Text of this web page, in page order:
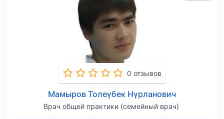
0 отзывов
Мамыров Толеүбек Нүрланович
Врач общей практики (семейный врач)